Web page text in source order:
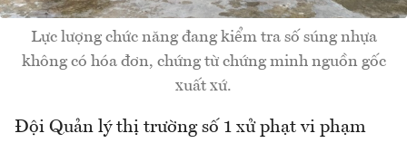
Lực lượng chức năng đang kiểm tra số súng nhựa
không có hóa đơn, chứng từ chứng minh nguồn gốc
xuất xứ.
Đội Quản lý thị trường số 1 xử phạt vi phạm